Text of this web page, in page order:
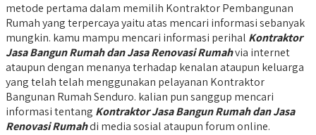
metode pertama dalam memilih Kontraktor Pembangunan
Rumah yang terpercaya yaitu atas mencari informasi sebanyak
mungkin. kamu mampu mencari informasi perihal Kontraktor
Jasa Bangun Rumah dan Jasa Renovasi Rumahvia internet
ataupun dengan menanya terhadap kenalan ataupun keluarga
yang telah telah menggunakan pelayanan Kontraktor
Bangunan Rumah Senduro. kalian pun sanggup mencari
informasi tentang Kontraktor Jasa Bangun Rumah dan Jasa
Renovasi Rumahdi media sosial ataupun forum online.